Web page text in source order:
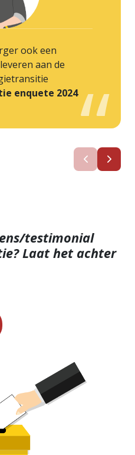
ook een
aan de
enquete 2024
testimonial
Laat het achter